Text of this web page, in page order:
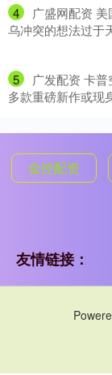
4
广盛网配资
乌冲突的想法过于
5
广发配资 卡
多款重磅新作或现
金控配资
友情链接：